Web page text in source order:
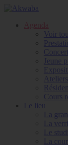
Agenda
Voir
Jeune
Ateliers
Cours
Le lieu
La
La
Le
La